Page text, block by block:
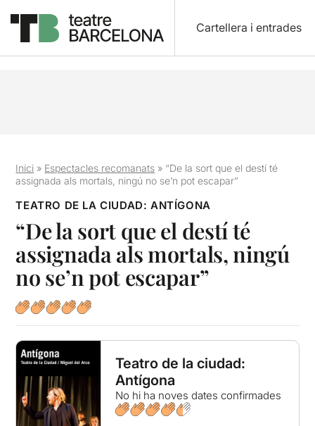
Cartellera i entrades
Inici » Espectacles recomanats » “De la sort que el destí té
assignada als mortals, ningú no se’n pot escapar”
TEATRO DE LA CIUDAD: ANTÍGONA
“De la sort que el destí té
assignada als mortals, ningú
no se’n pot escapar”
Teatro de la ciudad:
Antígona
No hi ha noves dates confirmades